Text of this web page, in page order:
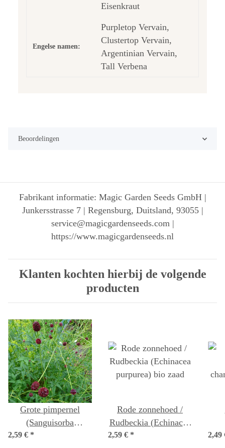
Eisenkraut
Engelse namen:
Purpletop Vervain,
Clustertop Vervain,
Argentinian Vervain,
Tall Verbena
Beoordelingen
Fabrikant informatie: Magic Garden Seeds GmbH |
Junkersstrasse 7 | Regensburg, Duitsland, 93055 |
service@magicgardenseeds.com |
https://www.magicgardenseeds.nl
Klanten kochten hierbij de volgende
producten
Grote pimpernel
(Sanguisorba
officinalis) zaden
2,59 € *
Rode zonnehoed /
Rudbeckia (Echinacea
purpurea) bio zaad
2,59 € * 2,49